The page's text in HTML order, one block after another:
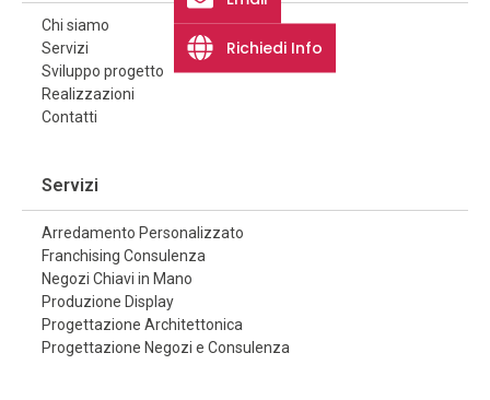
Richiedi Info
Chi siamo
Servizi
Sviluppo progetto
Realizzazioni
Contatti
Servizi
Arredamento Personalizzato
Franchising Consulenza
Negozi Chiavi in Mano
Produzione Display
Progettazione Architettonica
Progettazione Negozi e Consulenza